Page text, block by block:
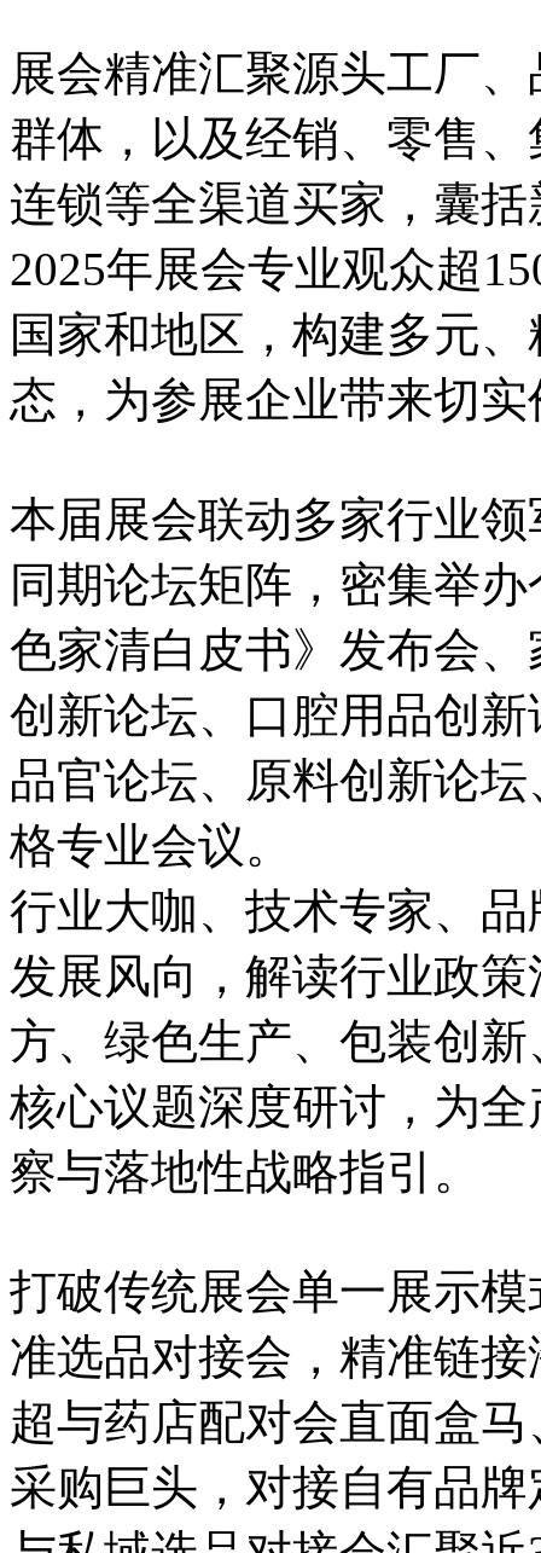
展会精准汇聚源头工厂
群体，以及经销、零售
连锁等全渠道买家，囊
2025年展会专业观众超
国家和地区，构建多元
态，为参展企业带来切
本届展会联动多家行业
同期论坛矩阵，密集举
色家清白皮书》发布会
创新论坛、口腔用品创
品官论坛、原料创新论
格专业会议。
行业大咖、技术专家、
发展风向，解读行业政
方、绿色生产、包装创
核心议题深度研讨，为
察与落地性战略指引。
打破传统展会单一展示
准选品对接会，精准链
超与药店配对会直面盒
采购巨头，对接自有品